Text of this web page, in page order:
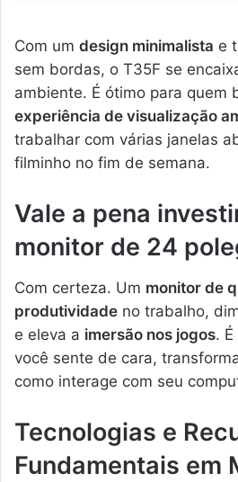
Com um design minimalista e
sem bordas, o T35F se
ambiente. É ótimo para quem
experiência de visualização
trabalhar com várias janelas
filminho no fim de semana.
Vale a pena
monitor de 24
Com certeza. Um monitor de
produtividade no trabalho,
e eleva a imersão nos jogos.
você sente de cara,
como interage com seu
Tecnologias e
Fundamentais em